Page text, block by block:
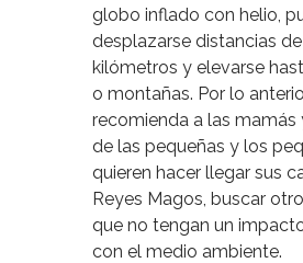
globo inflado con helio,
desplazarse distancias
kilómetros y elevarse
o montañas. Por lo
recomienda a las mamás
de las pequeñas y los
quieren hacer llegar sus
Reyes Magos, buscar
que no tengan un
con el medio ambiente.